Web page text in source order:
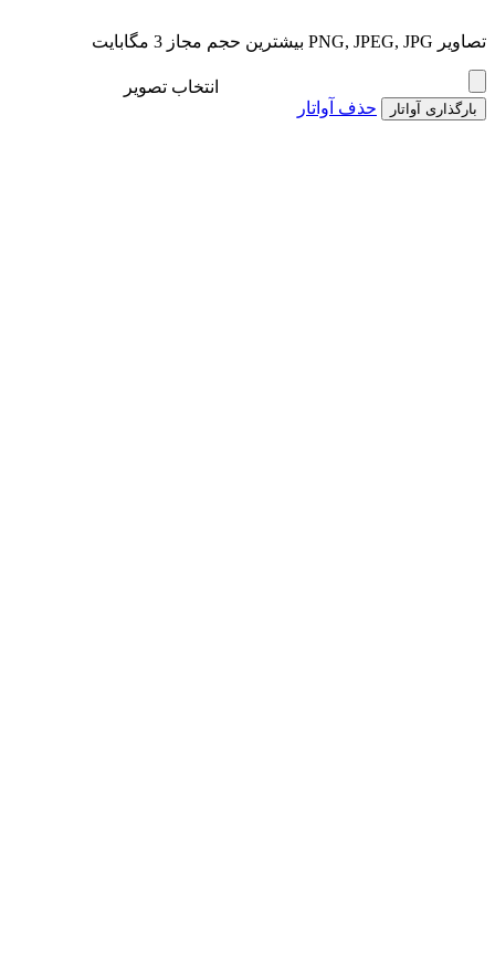
تصاویر PNG, JPEG, JPG بیشترین حجم مجاز 3 مگابایت
انتخاب تصویر
بارگذاری آواتار حذف آواتار